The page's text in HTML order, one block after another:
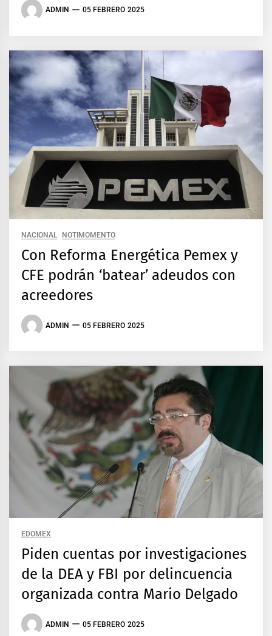
ADMIN 05 FEBRERO 2025
NACIONAL NOTIMOMENTO
Con Reforma Energética Pemex y
CFE podrán ‘batear’ adeudos con
acreedores
ADMIN 05 FEBRERO 2025
EDOMEX
Piden cuentas por investigaciones
de la DEA y FBI por delincuencia
organizada contra Mario Delgado
ADMIN 05 FEBRERO 2025